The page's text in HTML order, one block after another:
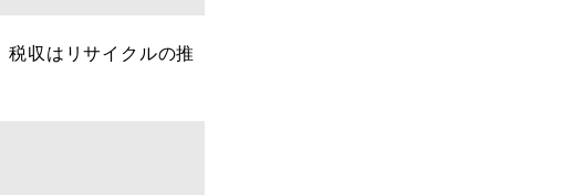
収はリサイクルの推